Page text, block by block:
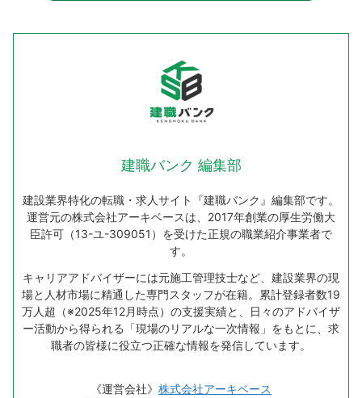
建職バンク 編集部
建設業界特化の転職・求人サイト『建職バンク』編集部です。
運営元の株式会社アーキベースは、2017年創業の厚生労働大
臣許可（13-ユ-309051）を受けた正規の職業紹介事業者で
す。
キャリアアドバイザーには元施工管理技士など、建設業界の現
場と人材市場に精通した専門スタッフが在籍。累計登録者数19
万人超（※2025年12月時点）の支援実績と、日々のアドバイザ
ー活動から得られる「現場のリアルな一次情報」をもとに、求
職者の皆様に役立つ正確な情報を発信しています。
《運営会社》 株式会社アーキベース